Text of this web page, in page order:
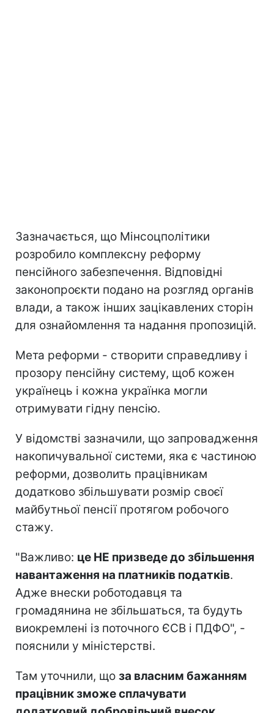
Зазначається, що Мінсоцполітики
розробило комплексну реформу
пенсійного забезпечення. Відповідні
законопроєкти подано на розгляд органів
влади, а також інших зацікавлених сторін
для ознайомлення та надання пропозицій.
Мета реформи - створити справедливу і
прозору пенсійну систему, щоб кожен
українець і кожна українка могли
отримувати гідну пенсію.
У відомстві зазначили, що запровадження
накопичувальної системи, яка є частиною
реформи, дозволить працівникам
додатково збільшувати розмір своєї
майбутньої пенсії протягом робочого
стажу.
"Важливо: це НЕ призведе до збільшення
навантаження на платників податків.
Адже внески роботодавця та
громадянина не збільшаться, та будуть
виокремлені із поточного ЄСВ і ПДФО", -
пояснили у міністерстві.
Там уточнили, що за власним бажанням
працівник зможе сплачувати